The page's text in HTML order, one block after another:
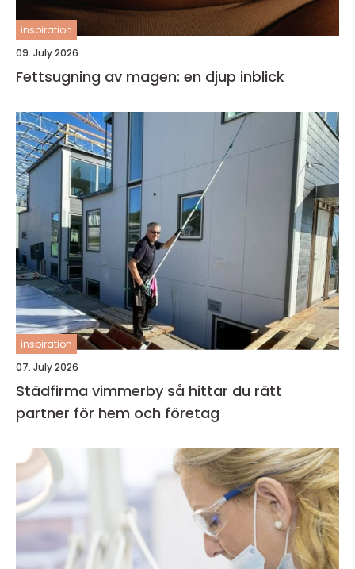
inspiration
09. July 2026
Fettsugning av magen: en djup inblick
inspiration
07. July 2026
Städfirma vimmerby så hittar du rätt
partner för hem och företag